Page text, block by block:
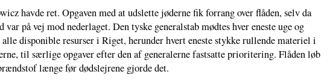
havde ret. Opgaven med at udslette jøderne fik forrang over flåden, selv da
var på vej mod nederlaget. Den tyske generalstab mødtes hver eneste uge og
disponible resurser i Riget, herunder hvert eneste stykke rullende materiel i
til særlige opgaver efter den af generalerne fastsatte prioritering. Flåden løb
længe før dødslejrene gjorde det.